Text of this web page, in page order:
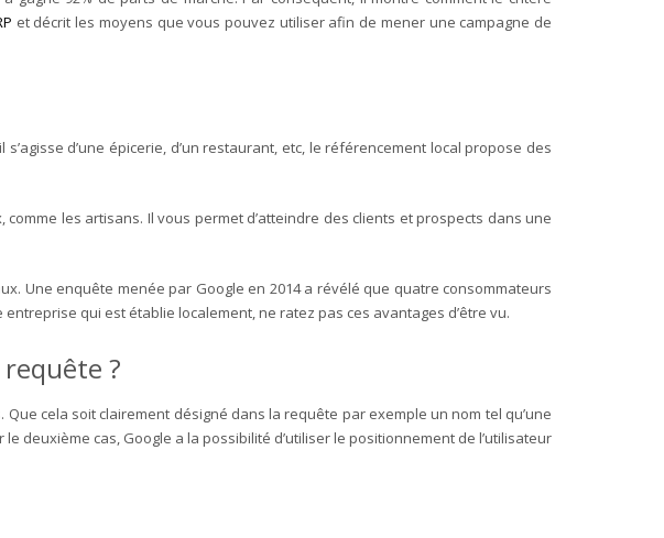
et décrit les moyens que vous pouvez utiliser afin de mener une campagne de
d’une épicerie, d’un restaurant, etc, le référencement local propose des
les artisans. Il vous permet d’atteindre des clients et prospects dans une
Une enquête menée par Google en 2014 a révélé que quatre consommateurs
entreprise qui est établie localement, ne ratez pas ces avantages d’être vu.
?
Que cela soit clairement désigné dans la requête par exemple un nom tel qu’une
deuxième cas, Google a la possibilité d’utiliser le positionnement de l’utilisateur